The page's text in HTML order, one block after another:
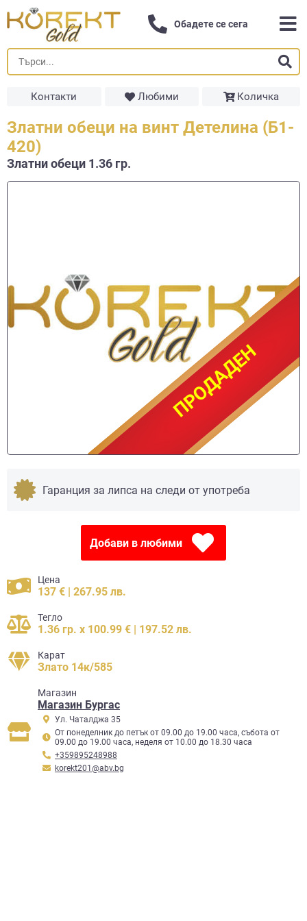
Обадете се сега
Контакти Любими Количка
Златни обеци на винт Детелина (Б1-
420)
Златни обеци 1.36 гр.
ПРОДАДЕН
ПРОДАДЕН
Гаранция за липса на следи от употреба
Добави в любими
Цена
137 € | 267.95 лв.
Тегло
1.36 гр. x 100.99 € | 197.52 лв.
Карат
Злато 14к/585
Mагазин
Магазин Бургас
Ул. Чаталджа 35
От понеделник до петък от 09.00 до 19.00 часа, събота от
09.00 до 19.00 часа, неделя от 10.00 до 18.30 часа
+359895248988
korekt201@abv.bg